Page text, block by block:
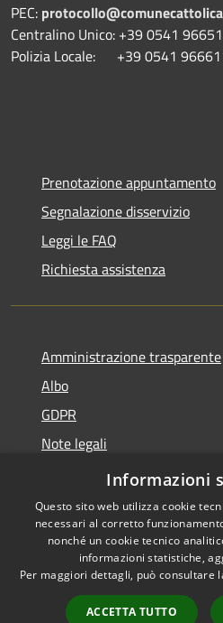
PEC:
Centralino Unico: +39 0541
Polizia Locale: +39 0541
Prenotazione appuntamento
Segnalazione disservizio
Leggi le FAQ
Richiesta assistenza
Amministrazione trasparente
Albo
GDPR
Note legali
Dichiarazione di accessibilità
Accessibilità
Informazioni
Questo sito web utilizza cookie
necessari al corretto
nonché un cookie tecnico
informazioni statistiche,
Per maggiori dettagli, può consultare
ACCETTA TUTTO